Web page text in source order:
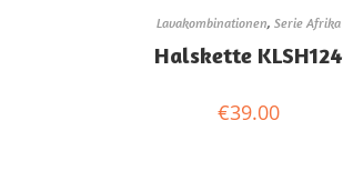
Lavakombinationen, Serie Afrika
Halskette KLSH124
€39.00